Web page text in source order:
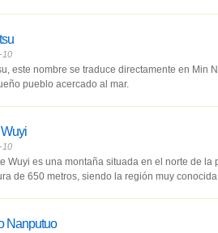
10
este nombre se traduce directamente en Min
pueblo acercado al mar.
10
Wuyi es una montaña situada en el norte de
de 650 metros, siendo la región muy
Nanputuo